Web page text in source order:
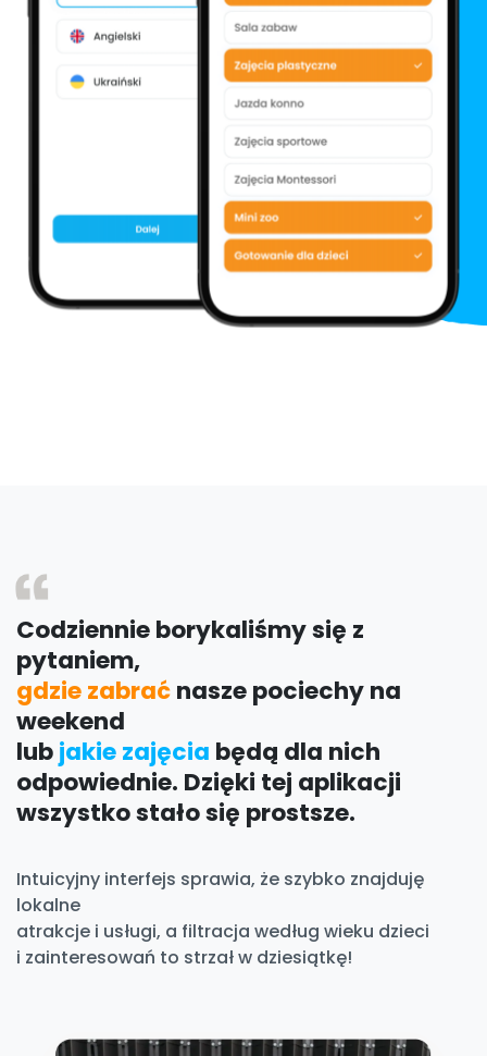
Codziennie borykaliśmy się z
pytaniem,
gdzie zabraćnasze pociechy na
weekend
lubjakie zajęcia będą dla nich
odpowiednie. Dzięki tej aplikacji
wszystko stało się prostsze.
Intuicyjny interfejs sprawia, że szybko znajduję
lokalne
atrakcje i usługi, a filtracja według wieku dzieci
i zainteresowań to strzał w dziesiątkę!